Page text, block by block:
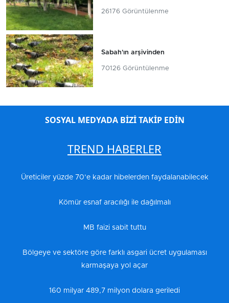
26176 Görüntülenme
Sabah'ın arşivinden
70126 Görüntülenme
SOSYAL MEDYADA BİZİ TAKİP EDİN
TREND HABERLER
Üreticiler yüzde 70’e kadar hibelerden faydalanabilecek
Kömür esnaf aracılığı ile dağılmalı
MB faizi sabit tuttu
Bölgeye ve sektöre göre farklı asgari ücret uygulaması
karmaşaya yol açar
160 milyar 489,7 milyon dolara geriledi